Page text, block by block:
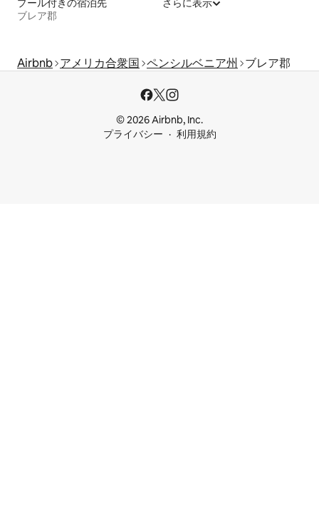
ブレア郡
Airbnb アメリカ合衆国 ペンシルベニア州 ブレア郡
© 2026 Airbnb, Inc.
プライバシー
利用規約